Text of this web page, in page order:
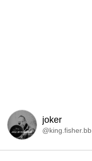
joker
@king.fisher.bb